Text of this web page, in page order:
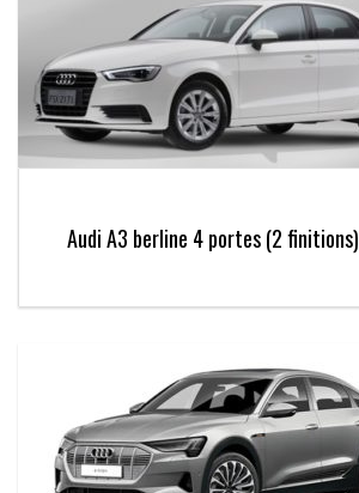
Audi A3 berline 4 portes (2 finitions)